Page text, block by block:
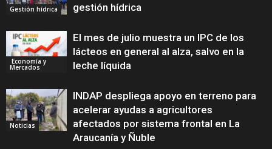
Gestión hídrica
gestión hídrica
Economía y
Mercados
El mes de julio muestra un IPC de los
lácteos en general al alza, salvo en la
leche líquida
Noticias
INDAP despliega apoyo en terreno para
acelerar ayudas a agricultores
afectados por sistema frontal en La
Araucanía y Ñuble